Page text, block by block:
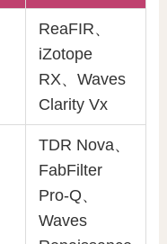
ReaFIR、
iZotope
RX、Waves
Clarity Vx
TDR Nova、
FabFilter
Pro-Q、
Waves